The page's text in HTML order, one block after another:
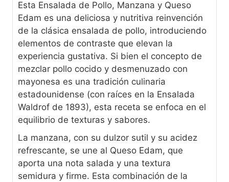
Esta Ensalada de Pollo, Manzana y Queso
Edam es una deliciosa y nutritiva reinvención
de la clásica ensalada de pollo, introduciendo
elementos de contraste que elevan la
experiencia gustativa. Si bien el concepto de
mezclar pollo cocido y desmenuzado con
mayonesa es una tradición culinaria
estadounidense (con raíces en la Ensalada
Waldrof de 1893), esta receta se enfoca en el
equilibrio de texturas y sabores.
La manzana, con su dulzor sutil y su acidez
refrescante, se une al Queso Edam, que
aporta una nota salada y una textura
semidura y firme. Esta combinación de la